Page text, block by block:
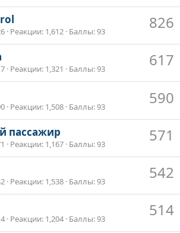
826
Реакции 1,612 Баллы 93
617
Реакции 1,321 Баллы 93
590
Реакции 1,508 Баллы 93
571
пассажир
Реакции 1,167 Баллы 93
542
Реакции 1,538 Баллы 93
514
Реакции 1,204 Баллы 93